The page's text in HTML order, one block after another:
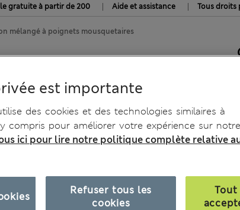
gratuite à partir de 200 | Aide et assistance | Tous droits
mélangé à poignets mousquetaires
mélangé à poignets
est importante
des cookies et des technologies similaires à
compris pour améliorer votre expérience sur
ici pour lire notre politique complète relative
Refuser tous les
cookies
Tout